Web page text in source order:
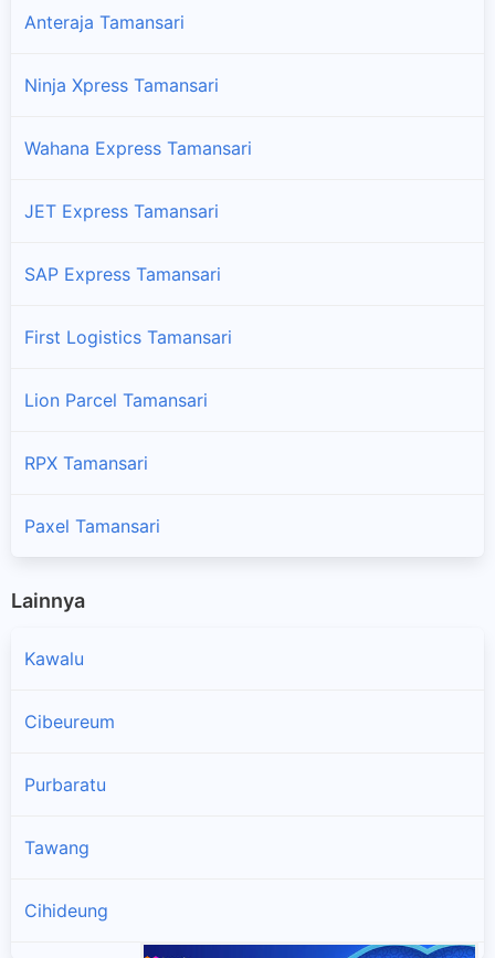
Anteraja Tamansari
Ninja Xpress Tamansari
Wahana Express Tamansari
JET Express Tamansari
SAP Express Tamansari
First Logistics Tamansari
Lion Parcel Tamansari
RPX Tamansari
Paxel Tamansari
Lainnya
Kawalu
Cibeureum
Purbaratu
Tawang
Cihideung